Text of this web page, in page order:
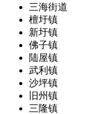
三海街道
檀圩镇
新圩镇
佛子镇
陆屋镇
武利镇
沙坪镇
旧州镇
三隆镇